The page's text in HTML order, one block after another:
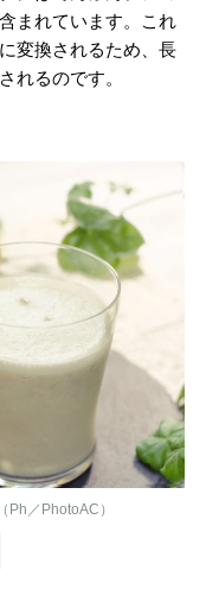
まれています。これ
変換されるため、長
れるのです。
／PhotoAC）